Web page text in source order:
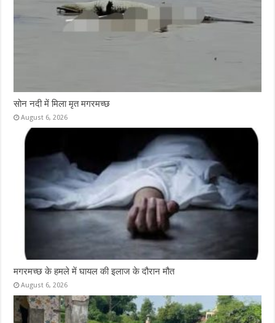
सोन नदी में मिला मृत मगरमच्छ
August 6, 2026
मगरमच्छ के हमले में घायल की इलाज के दौरान मौत
August 6, 2026